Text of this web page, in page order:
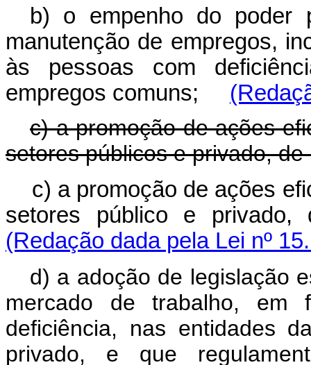
b) o empenho do poder
manutenção de empregos,
às pessoas com
empregos comuns;
c) a promoção de ações
setores públicos e privado,
c) a promoção de ações
setores público e
(Redação dada pela Lei nº
d) a adoção de legislação
mercado de trabalho, em
deficiência, nas entidades
privado, e que